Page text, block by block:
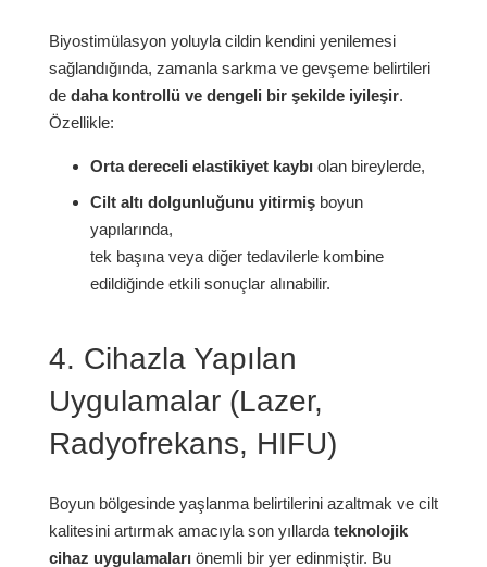
Biyostimülasyon yoluyla cildin kendini yenilemesi
sağlandığında, zamanla sarkma ve gevşeme belirtileri
de daha kontrollü ve dengeli bir şekilde iyileşir.
Özellikle:
Orta dereceli elastikiyet kaybıolan bireylerde,
Cilt altı dolgunluğunu yitirmişboyun
yapılarında,
tek başına veya diğer tedavilerle kombine
edildiğinde etkili sonuçlar alınabilir.
4. Cihazla Yapılan
Uygulamalar (Lazer,
Radyofrekans, HIFU)
Boyun bölgesinde yaşlanma belirtilerini azaltmak ve cilt
kalitesini artırmak amacıyla son yıllarda teknolojik
cihaz uygulamaları önemli bir yer edinmiştir. Bu